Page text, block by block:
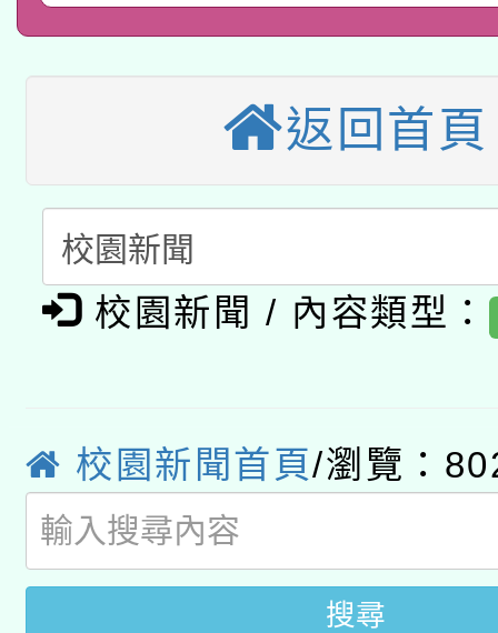
年度健康促進學校輔導
業成長研習」實施計畫
暨閱讀推動專業研習
科技賦能─人工智慧
礎課程
A3數位素養講師名單
「數位內容與教學軟
pilot」
有關大陸委員會函釋公
薪期間赴陸應申請許可
轉知經濟部水利署委託
業技術研究院辦理「
動」
115年8月22日(星期六
關事宜
轉知教育部國民及學前
國立臺灣師範大學辦理
年度健康促進學校輔導
返回首頁
校園新聞 / 內容類型：
校園新聞首頁/瀏覽：
搜尋